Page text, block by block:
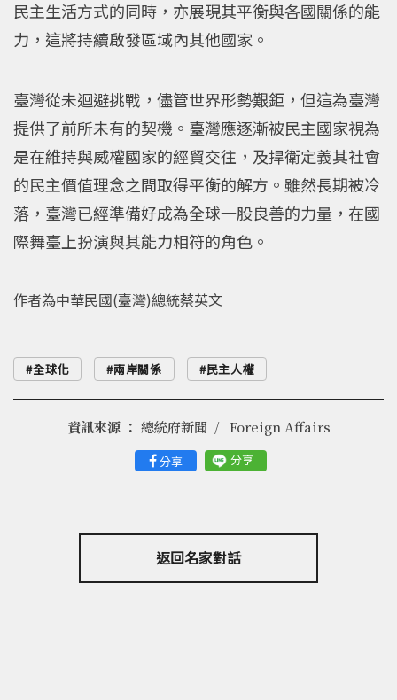
民主生活方式的同時，亦展現其平衡與各國關係的能
力，這將持續啟發區域內其他國家。
臺灣從未迴避挑戰，儘管世界形勢艱鉅，但這為臺灣
提供了前所未有的契機。臺灣應逐漸被民主國家視為
是在維持與威權國家的經貿交往，及捍衛定義其社會
的民主價值理念之間取得平衡的解方。雖然長期被冷
落，臺灣已經準備好成為全球一股良善的力量，在國
際舞臺上扮演與其能力相符的角色。
作者為中華民國(臺灣)總統蔡英文
全球化 兩岸關係 民主人權
分享 分享
資訊來源 ： 總統府新聞 Foreign Affairs
返回名家對話